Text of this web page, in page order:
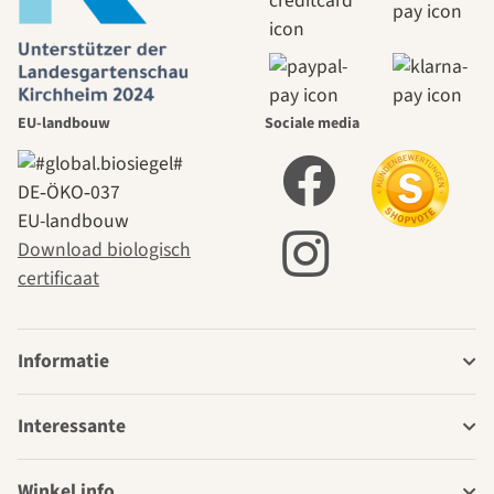
EU-landbouw
DE‑ÖKO‑037
EU-landbouw
Download biologisch
certificaat
Sociale media
Informatie
Interessante